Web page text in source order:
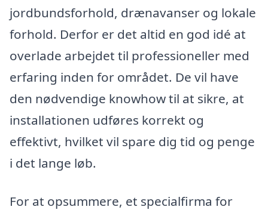
jordbundsforhold, drænavanser og lokale
forhold. Derfor er det altid en god idé at
overlade arbejdet til professioneller med
erfaring inden for området. De vil have
den nødvendige knowhow til at sikre, at
installationen udføres korrekt og
effektivt, hvilket vil spare dig tid og penge
i det lange løb.
For at opsummere, et specialfirma for